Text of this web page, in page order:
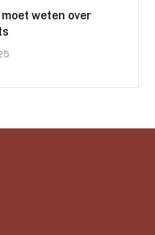
weten over